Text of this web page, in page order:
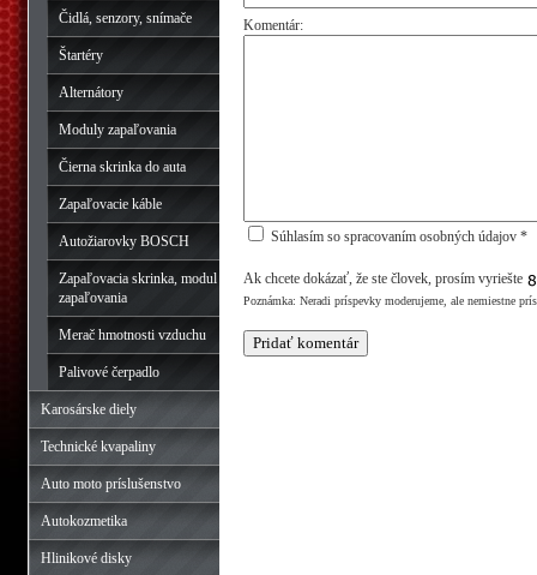
Čidlá, senzory, snímače
Štartéry
Alternátory
Moduly zapaľovania
Čierna skrinka do auta
Zapaľovacie káble
Autožiarovky BOSCH
Zapaľovacia skrinka, modul
zapaľovania
Merač hmotnosti vzduchu
Palivové čerpadlo
Karosárske diely
Technické kvapaliny
Auto moto príslušenstvo
Autokozmetika
Hlinikové disky
Komentár:
Súhlasím so spracovaním osobných údajov *
Ak chcete dokázať, že ste človek, prosím vyriešte
Poznámka: Neradi príspevky moderujeme, ale nemiestne